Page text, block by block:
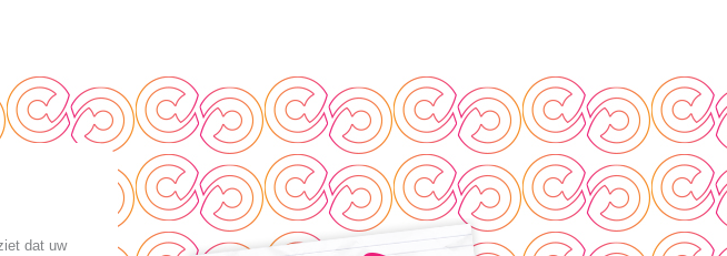
dat uw